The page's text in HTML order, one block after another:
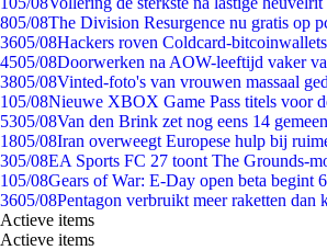
805/08The Division Resurgence nu gratis op
3605/08Hackers roven Coldcard-
4505/08Doorwerken na AOW-leeftijd vaker
3805/08Vinted-foto's van vrouwen massaal
105/08Nieuwe XBOX Game Pass titels voor
5305/08Van den Brink zet nog eens 14
1805/08Iran overweegt Europese hulp bij
305/08EA Sports FC 27 toont The Grounds-
105/08Gears of War: E-Day open beta begint
3605/08Pentagon verbruikt meer raketten
Actieve items
Actieve items